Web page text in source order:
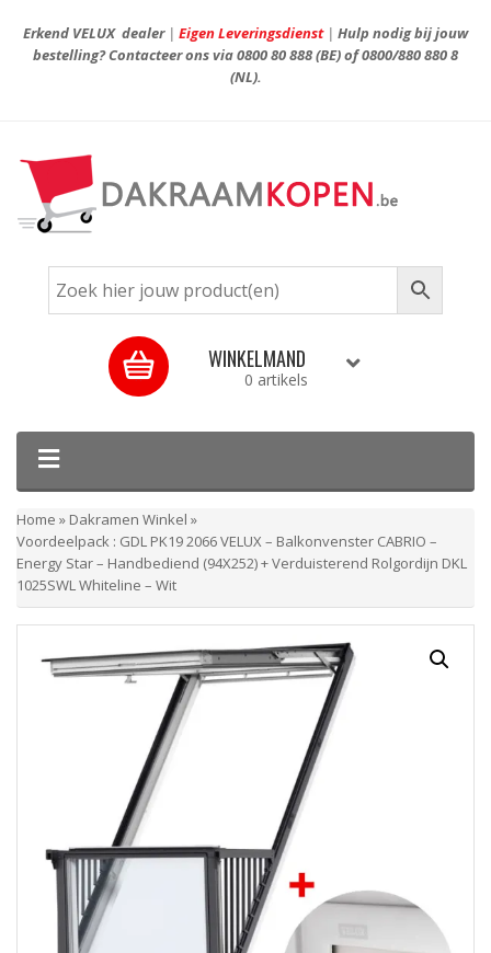
Erkend VELUX dealer| Eigen Leveringsdienst| Hulp nodig bij jouw
bestelling? Contacteer ons via0800 80 888(BE) of0800/880 880 8
(NL).
WINKELMAND
0 artikels
Home » Dakramen Winkel »
Voordeelpack : GDL PK19 2066 VELUX – Balkonvenster CABRIO –
Energy Star – Handbediend (94X252) + Verduisterend Rolgordijn DKL
1025SWL Whiteline – Wit